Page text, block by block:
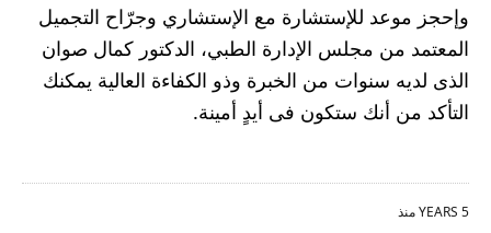
وإحجز موعد للإستشارة مع الإستشاري وجرّاح التجميل
المعتمد من مجلس الإدارة الطبي، الدكتور كمال صوان
الذى لديه سنوات من الخبرة وذو الكفاءة العالية يمكنك
التأكد من أنك ستكون فى أيدٍ أمينة.
5 YEARS منذ